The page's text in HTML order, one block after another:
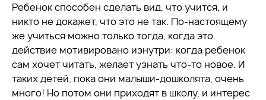
Ребенок способен сделать вид, что учится, и
никто не докажет, что это не так. По-настоящему
же учиться можно только тогда, когда это
действие мотивировано изнутри: когда ребенок
сам хочет читать, желает узнать что-то новое. И
таких детей, пока они малыши-дошколята, очень
много! Но потом они приходят в школу, и интерес